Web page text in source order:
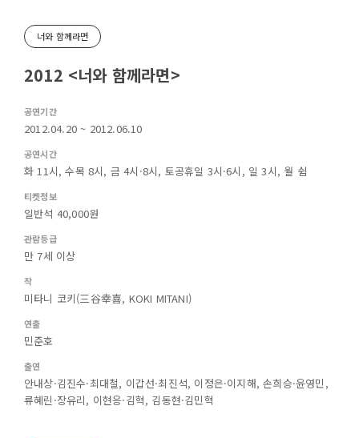
너와 함께라면
2012 <너와 함께라면>
공연기간
2012.04.20 ~ 2012.06.10
공연시간
화 11시, 수목 8시, 금 4시·8시, 토공휴일 3시·6시, 일 3시, 월 쉼
티켓정보
일반석 40,000원
관람등급
만 7세 이상
작
미타니 코키(三谷幸喜, KOKI MITANI)
연출
민준호
출연
안내상·김진수·최대철, 이갑선·최진석, 이정은·이지해, 손희승·윤영민,
류혜린·장유리, 이현응·김혁, 김동현·김민혁